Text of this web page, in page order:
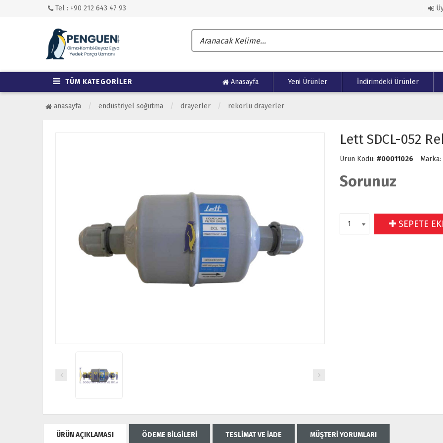
Tel : +90 212 643 47 93
TÜM KATEGORİLER Anasayfa Yeni Ürünler İndirimdeki Ürünler
anasayfa endüstriyel soğutma drayerler rekorlu drayerler
Lett SDCL-052
Ürün Kodu: #00011026 Marka:
Sorunuz
SEPETE
ÜRÜN AÇIKLAMASI ÖDEME BİLGİLERİ TESLİMAT VE İADE MÜŞTERİ YORUMLARI